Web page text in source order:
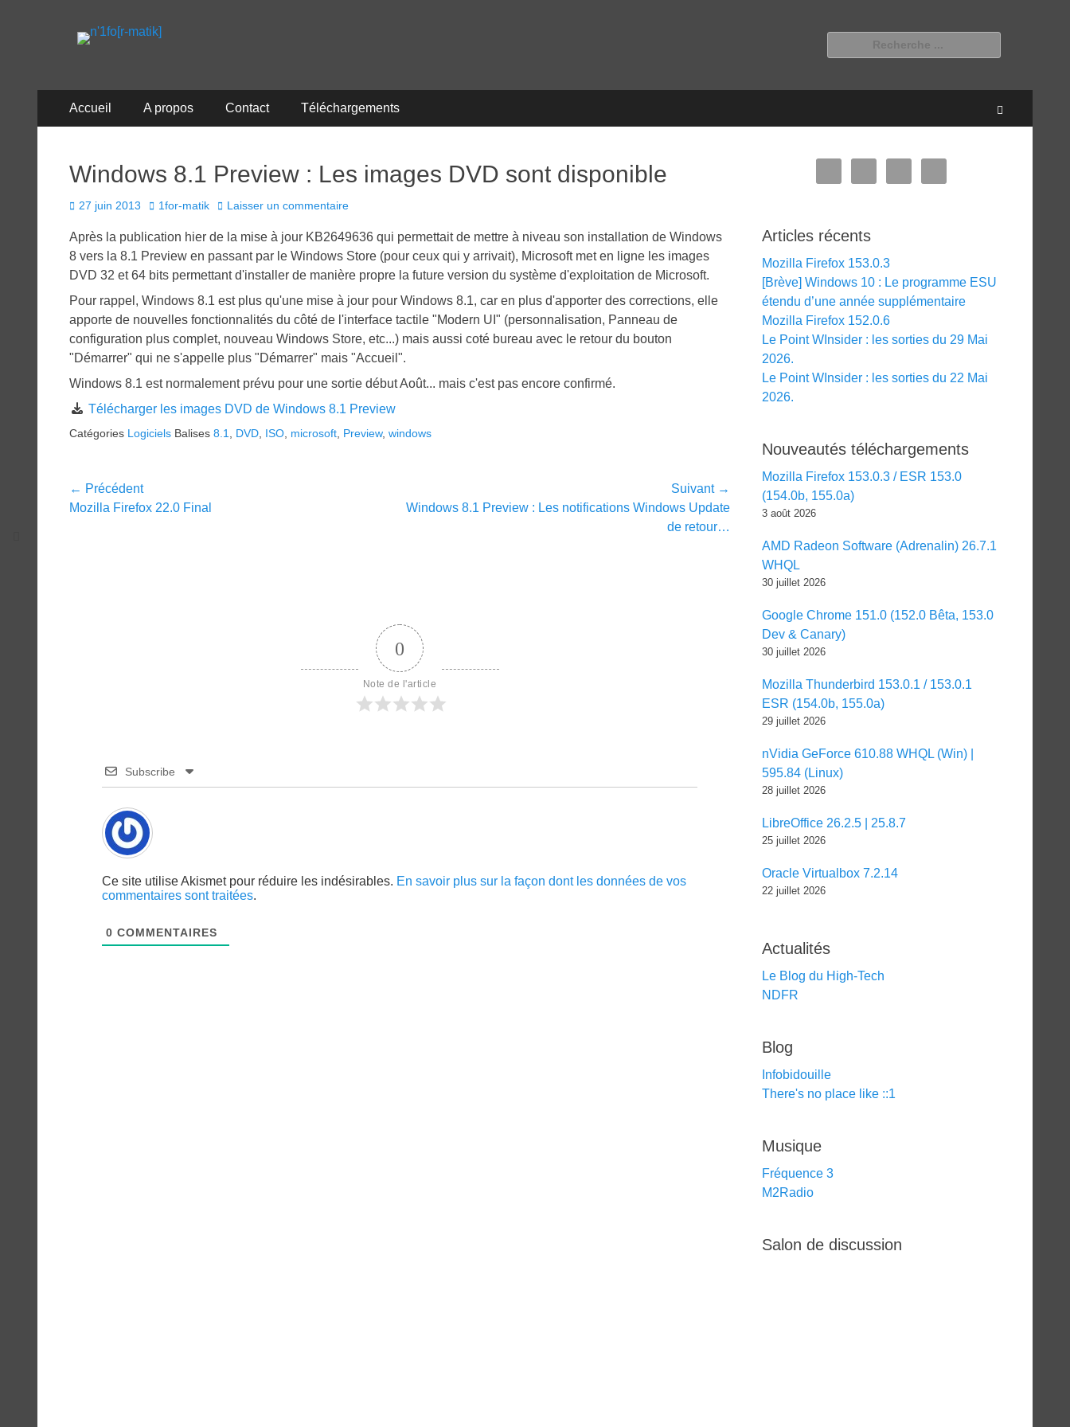
n'1fo[r-matik]
Pour les nymphos d'infos en info…
Menu
principal
Accueil A propos Contact Téléchargements
Windows 8.1 Preview : Les images DVD sont disponible
Posted
27 juin 2013 Author
1for-matik Laisser un commentaire
Après la publication hier de la mise à jour KB2649636 qui permettait de mettre à niveau son installation de Windows
8 vers la 8.1 Preview en passant par le Windows Store (pour ceux qui y arrivait), Microsoft met en ligne les images
DVD 32 et 64 bits permettant d'installer de manière propre la future version du système d'exploitation de Microsoft.
Pour rappel, Windows 8.1 est plus qu'une mise à jour pour Windows 8.1, car en plus d'apporter des corrections, elle
apporte de nouvelles fonctionnalités du côté de l'interface tactile "Modern UI" (personnalisation, Panneau de
configuration plus complet, nouveau Windows Store, etc...) mais aussi coté bureau avec le retour du bouton
"Démarrer" qui ne s'appelle plus "Démarrer" mais "Accueil".
Windows 8.1 est normalement prévu pour une sortie début Août... mais c'est pas encore confirmé.
Télécharger les images DVD de Windows 8.1 Preview
Catégories Logiciels Balises 8.1 DVD ISO microsoft Preview, windows
Navigation
← Précédent
Article
Mozilla Firefox 22.0 Final
Suivant →
Article
Windows 8.1 Preview : Les notifications Windows Update
de retour…
0
Note de l'article
Subscribe
Ce site utilise Akismet pour réduire les indésirables. En savoir plus sur la façon dont les données de vos
commentaires sont traitées.
0 COMMENTAIRES
Articles récents
Mozilla Firefox 153.0.3
[Brève] Windows 10 : Le programme ESU
étendu d’une année supplémentaire
Mozilla Firefox 152.0.6
Le Point WInsider : les sorties du 29 Mai
2026.
Le Point WInsider : les sorties du 22 Mai
2026.
Nouveautés téléchargements
Mozilla Firefox 153.0.3 / ESR 153.0
(154.0b, 155.0a)
3 août 2026
AMD Radeon Software (Adrenalin) 26.7.1
WHQL
30 juillet 2026
Google Chrome 151.0 (152.0 Bêta, 153.0
Dev & Canary)
30 juillet 2026
Mozilla Thunderbird 153.0.1 / 153.0.1
ESR (154.0b, 155.0a)
29 juillet 2026
nVidia GeForce 610.88 WHQL (Win) |
595.84 (Linux)
28 juillet 2026
LibreOffice 26.2.5 | 25.8.7
25 juillet 2026
Oracle Virtualbox 7.2.14
22 juillet 2026
Actualités
Le Blog du High-Tech
NDFR
Blog
Infobidouille
There's no place like ::1
Musique
Fréquence 3
M2Radio
Salon de discussion